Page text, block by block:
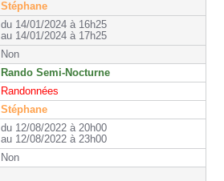
Stéphane
du 14/01/2024 à 16h25
au 14/01/2024 à 17h25
Non
Rando Semi-Nocturne
Randonnées
Stéphane
du 12/08/2022 à 20h00
au 12/08/2022 à 23h00
Non